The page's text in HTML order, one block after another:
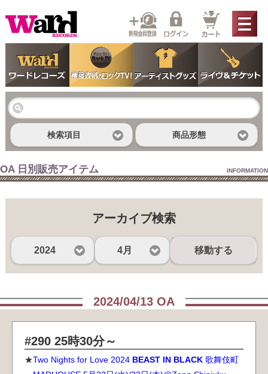
検索項目 商品形態
OA 日別販売アイテム INFORMATION
アーカイブ検索
2024 4月 移動する
2024/04/13 OA
#290 25時30分～
Two Nights for Love 2024 BEAST IN BLACK 歌舞伎町